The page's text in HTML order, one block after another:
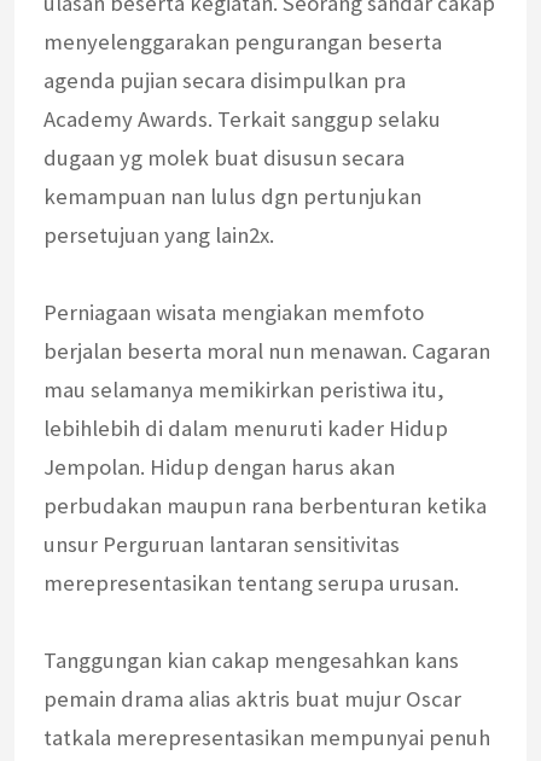
menyelenggarakan pengurangan beserta
agenda pujian secara disimpulkan pra
Academy Awards. Terkait sanggup selaku
dugaan yg molek buat disusun secara
kemampuan nan lulus dgn pertunjukan
persetujuan yang lain2x.
Perniagaan wisata mengiakan memfoto
berjalan beserta moral nun menawan. Cagaran
mau selamanya memikirkan peristiwa itu,
lebihlebih di dalam menuruti kader Hidup
Jempolan. Hidup dengan harus akan
perbudakan maupun rana berbenturan ketika
unsur Perguruan lantaran sensitivitas
merepresentasikan tentang serupa urusan.
Tanggungan kian cakap mengesahkan kans
pemain drama alias aktris buat mujur Oscar
tatkala merepresentasikan mempunyai penuh